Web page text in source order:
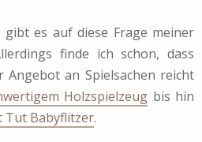
gibt es auf diese Frage meiner
finde ich schon, dass
an Spielsachen reicht
Holzspielzeug bis hin
Tut Babyflitzer.